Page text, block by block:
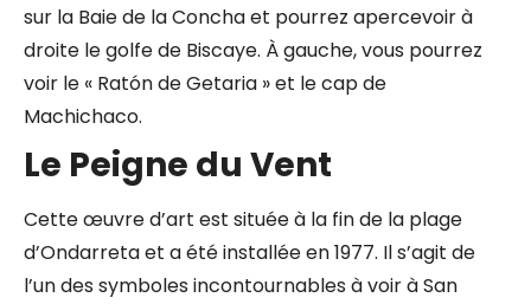
sur la Baie de la Concha et pourrez apercevoir à
droite le golfe de Biscaye. À gauche, vous pourrez
voir le « Ratón de Getaria » et le cap de
Machichaco.
Le Peigne du Vent
Cette œuvre d’art est située à la fin de la plage
d’Ondarreta et a été installée en 1977. Il s’agit de
l’un des symboles incontournables à voir à San